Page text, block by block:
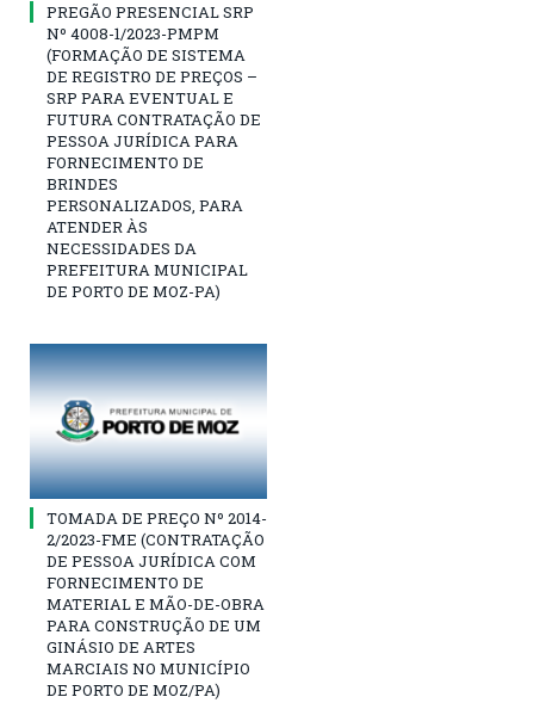
PREGÃO PRESENCIAL SRP
Nº 4008-1/2023-PMPM
(FORMAÇÃO DE SISTEMA
DE REGISTRO DE PREÇOS –
SRP PARA EVENTUAL E
FUTURA CONTRATAÇÃO DE
PESSOA JURÍDICA PARA
FORNECIMENTO DE
BRINDES
PERSONALIZADOS, PARA
ATENDER ÀS
NECESSIDADES DA
PREFEITURA MUNICIPAL
DE PORTO DE MOZ-PA)
TOMADA DE PREÇO Nº 2014-
2/2023-FME (CONTRATAÇÃO
DE PESSOA JURÍDICA COM
FORNECIMENTO DE
MATERIAL E MÃO-DE-OBRA
PARA CONSTRUÇÃO DE UM
GINÁSIO DE ARTES
MARCIAIS NO MUNICÍPIO
DE PORTO DE MOZ/PA)